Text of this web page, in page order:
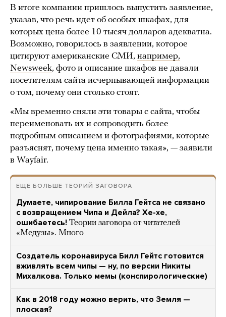
В итоге компании пришлось выпустить заявление,
указав, что речь идет об особых шкафах, для
которых цена более 10 тысяч долларов адекватна.
Возможно, говорилось в заявлении, которое
цитируют американские СМИ, например,
Newsweek, фото и описание шкафов не давали
посетителям сайта исчерпывающей информации
о том, почему они столько стоят.
«Мы временно сняли эти товары с сайта, чтобы
переименовать их и сопроводить более
подробным описанием и фотографиями, которые
разъяснят, почему цена именно такая», — заявили
в Wayfair.
ЕЩЕ БОЛЬШЕ ТЕОРИЙ ЗАГОВОРА
Думаете, чипирование Билла Гейтса не связано
с возвращением Чипа и Дейла? Хе-хе,
ошибаетесь! Теории заговора от читателей
«Медузы». Много
Создатель коронавируса Билл Гейтс готовится
вживлять всем чипы — ну, по версии Никиты
Михалкова. Только мемы (конспирологические)
Как в 2018 году можно верить, что Земля —
плоская?